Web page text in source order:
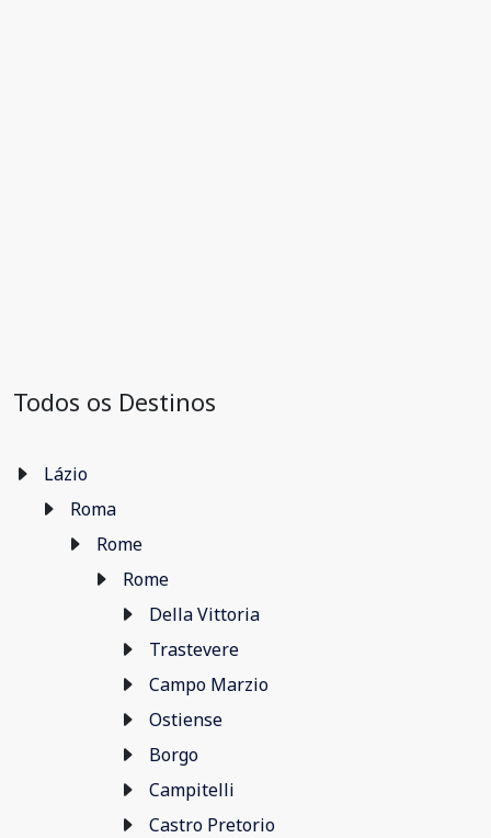
Todos os Destinos
Lázio
Roma
Rome
Rome
Della Vittoria
Trastevere
Campo Marzio
Ostiense
Borgo
Campitelli
Castro Pretorio